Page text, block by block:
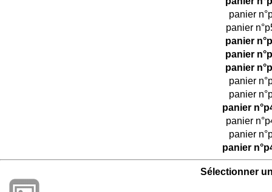
panier
panier
panier
panier
panier
panier
panier
panier
panier
panier
panier
Sélectionner